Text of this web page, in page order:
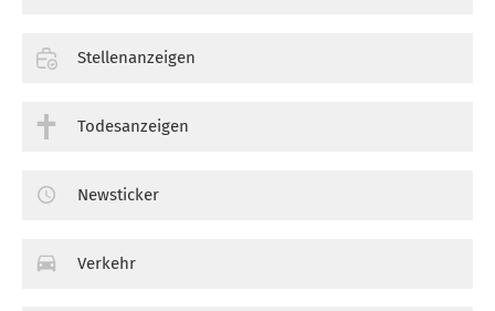
Stellenanzeigen
Todesanzeigen
Newsticker
Verkehr